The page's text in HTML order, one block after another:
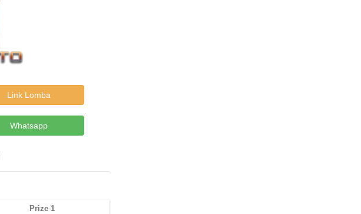
Link Lomba
Whatsapp
Prize 1